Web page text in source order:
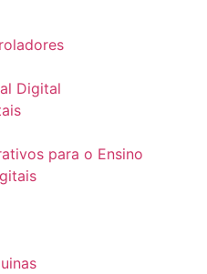
Digital
para o Ensino